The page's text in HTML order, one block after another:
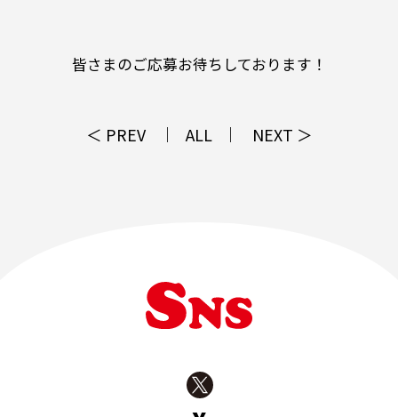
皆さまのご応募お待ちしております！
＜ PREV ALL NEXT ＞